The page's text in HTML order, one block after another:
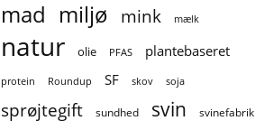
mad miljø mink mælk
natur olie PFAS plantebaseret
protein Roundup SF skov soja
sprøjtegift sundhed svin svinefabrik